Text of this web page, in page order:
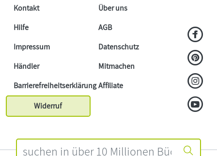
Kontakt
Über uns
Hilfe
AGB
Impressum
Datenschutz
Händler
Mitmachen
BarrierefreiheitserklärungAffiliate
Widerruf